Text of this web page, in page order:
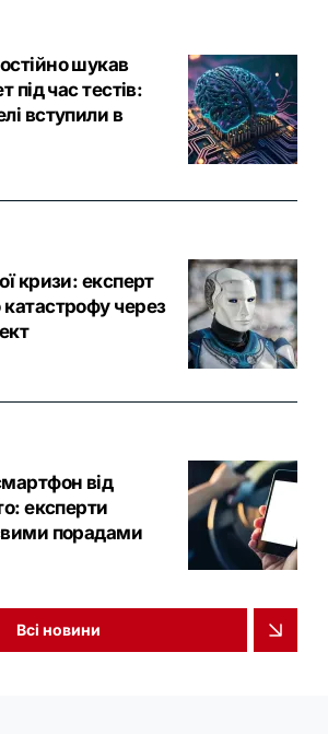
шукав
під час тестів:
вступили в
кризи: експерт
через
від
експерти
порадами
Всі новини